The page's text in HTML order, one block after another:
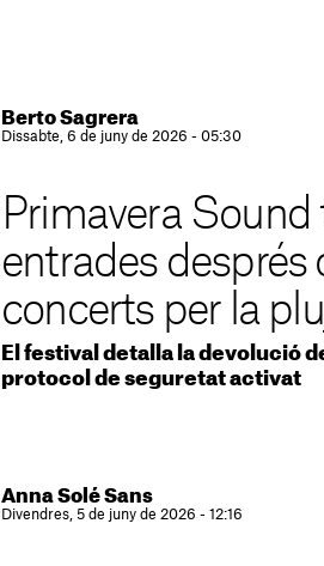
Berto Sagrera
Dissabte, 6 de juny de 2026 - 05:30
Primavera Sound
entrades després
concerts per la
El festival detalla la devolució
protocol de seguretat activat
Anna Solé Sans
Divendres, 5 de juny de 2026 - 12:16